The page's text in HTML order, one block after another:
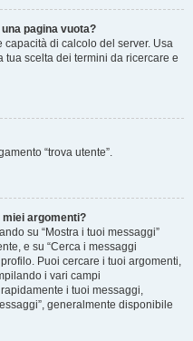
pagina vuota?
capacità di calcolo del server. Usa
tua scelta dei termini da ricercare e
“trova utente”.
argomenti?
su “Mostra i tuoi messaggi”
e su “Cerca i messaggi
Puoi cercare i tuoi argomenti,
i vari campi
i tuoi messaggi,
generalmente disponibile